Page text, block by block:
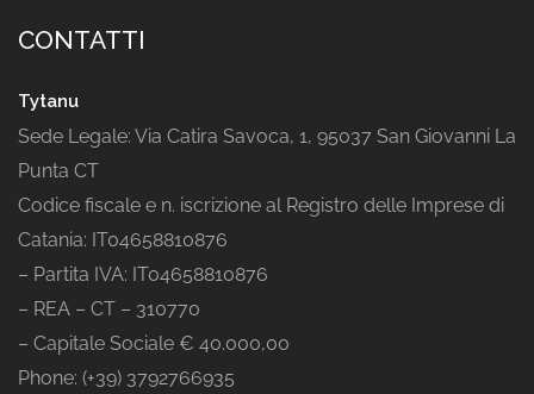
CONTATTI
Tytanu
Sede Legale: Via Catira Savoca, 1, 95037 San Giovanni La
Punta CT
Codice fiscale e n. iscrizione al Registro delle Imprese di
Catania: IT04658810876
– Partita IVA: IT04658810876
– REA – CT – 310770
– Capitale Sociale € 40.000,00
Phone: (+39) 3792766935